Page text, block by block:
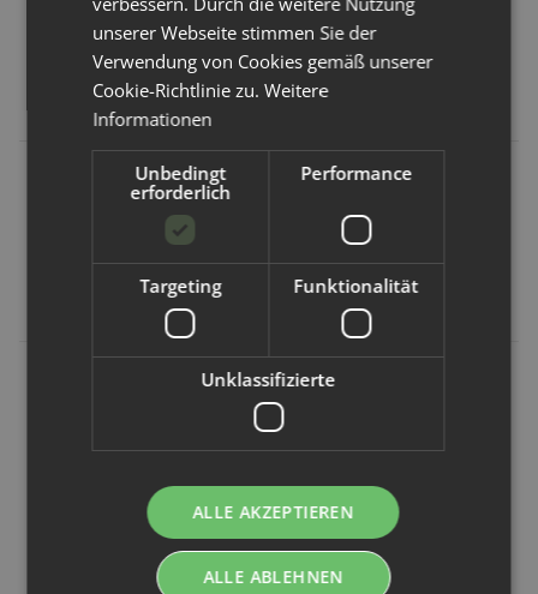
Kunden kauften dazu folgende
Artikel:
Blümchen
wasserdichte
Hanf-Bambus
Natursutten
Natursutten
Original
Kirschform L ab
12 Monate
5,29 €*
Pura
Silikon-Sauger
Nahrungsfluss
unserer Webseite stimmen Sie der
Verwendung von Cookies gemäß unserer
Cookie-Richtlinie zu.Weitere
Informationen
Unbedingt
erforderlich
Performance
Targeting Funktionalität
Unklassifizierte
ALLE AKZEPTIEREN
ALLE ABLEHNEN